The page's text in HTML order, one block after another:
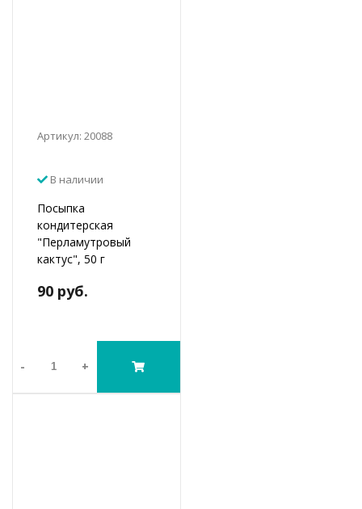
Артикул: 20088
В наличии
Посыпка
кондитерская
"Перламутровый
кактус", 50 г
90 руб.
- +